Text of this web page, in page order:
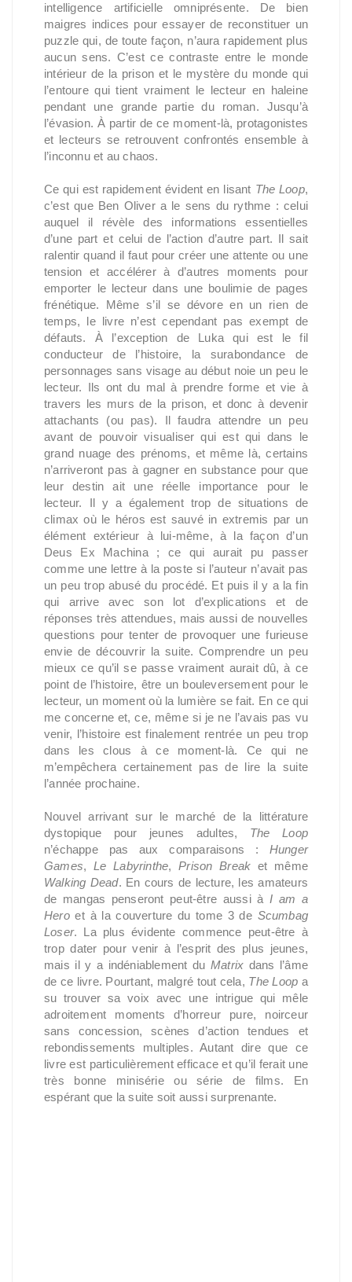
intelligence artificielle omniprésente. De bien
maigres indices pour essayer de reconstituer un
puzzle qui, de toute façon, n’aura rapidement plus
aucun sens. C’est ce contraste entre le monde
intérieur de la prison et le mystère du monde qui
l’entoure qui tient vraiment le lecteur en haleine
pendant une grande partie du roman. Jusqu’à
l’évasion. À partir de ce moment-là, protagonistes
et lecteurs se retrouvent confrontés ensemble à
l’inconnu et au chaos.
Ce qui est rapidement évident en lisant The Loop,
c’est que Ben Oliver a le sens du rythme : celui
auquel il révèle des informations essentielles
d’une part et celui de l’action d’autre part. Il sait
ralentir quand il faut pour créer une attente ou une
tension et accélérer à d’autres moments pour
emporter le lecteur dans une boulimie de pages
frénétique. Même s’il se dévore en un rien de
temps, le livre n’est cependant pas exempt de
défauts. À l’exception de Luka qui est le fil
conducteur de l’histoire, la surabondance de
personnages sans visage au début noie un peu le
lecteur. Ils ont du mal à prendre forme et vie à
travers les murs de la prison, et donc à devenir
attachants (ou pas). Il faudra attendre un peu
avant de pouvoir visualiser qui est qui dans le
grand nuage des prénoms, et même là, certains
n’arriveront pas à gagner en substance pour que
leur destin ait une réelle importance pour le
lecteur. Il y a également trop de situations de
climax où le héros est sauvé in extremis par un
élément extérieur à lui-même, à la façon d’un
Deus Ex Machina ; ce qui aurait pu passer
comme une lettre à la poste si l’auteur n’avait pas
un peu trop abusé du procédé. Et puis il y a la fin
qui arrive avec son lot d’explications et de
réponses très attendues, mais aussi de nouvelles
questions pour tenter de provoquer une furieuse
envie de découvrir la suite. Comprendre un peu
mieux ce qu’il se passe vraiment aurait dû, à ce
point de l’histoire, être un bouleversement pour le
lecteur, un moment où la lumière se fait. En ce qui
me concerne et, ce, même si je ne l’avais pas vu
venir, l’histoire est finalement rentrée un peu trop
dans les clous à ce moment-là. Ce qui ne
m’empêchera certainement pas de lire la suite
l’année prochaine.
Nouvel arrivant sur le marché de la littérature
dystopique pour jeunes adultes, The Loop
n’échappe pas aux comparaisons : Hunger
Games,Le Labyrinthe,Prison Break et même
Walking Dead. En cours de lecture, les amateurs
de mangas penseront peut-être aussi à I am a
Heroet à la couverture du tome 3 de Scumbag
Loser. La plus évidente commence peut-être à
trop dater pour venir à l’esprit des plus jeunes,
mais il y a indéniablement du Matrix dans l’âme
de ce livre. Pourtant, malgré tout cela, The Loop a
su trouver sa voix avec une intrigue qui mêle
adroitement moments d’horreur pure, noirceur
sans concession, scènes d’action tendues et
rebondissements multiples. Autant dire que ce
livre est particulièrement efficace et qu’il ferait une
très bonne minisérie ou série de films. En
espérant que la suite soit aussi surprenante.